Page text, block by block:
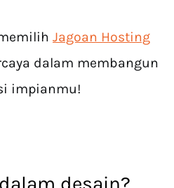
Jagoan Hosting
dalam membangun
impianmu!